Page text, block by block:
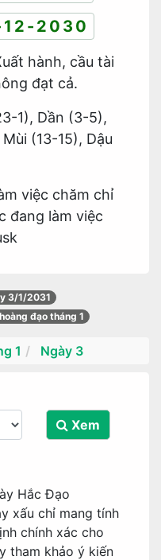
2030
hành, cầu tài
đạt cả.
1), Dần (3-5),
(13-15), Dậu
việc chăm chỉ
đang làm việc
3/1/2031
đạo tháng 1
1 Ngày 3
Xem
Hắc Đạo
xấu chỉ mang tính
chính xác cho
tham khảo ý kiến